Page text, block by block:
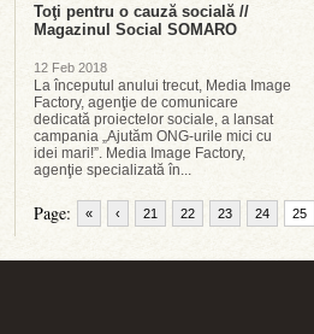
Toţi pentru o cauză socială //
Magazinul Social SOMARO
12 Feb 2018
La începutul anului trecut, Media Image
Factory, agenţie de comunicare
dedicată proiectelor sociale, a lansat
campania „Ajutăm ONG-urile mici cu
idei mari!”. Media Image Factory,
agenţie specializată în...
Page: « ‹ 21 22 23 24 25